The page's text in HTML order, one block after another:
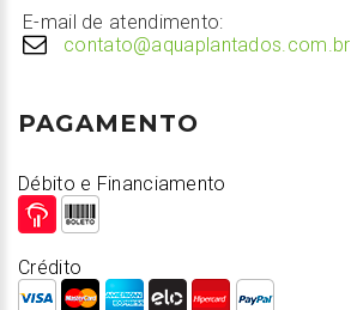
E-mail de atendimento:
contato@aquaplantados.com.br
PAGAMENTO
Débito e Financiamento
Crédito